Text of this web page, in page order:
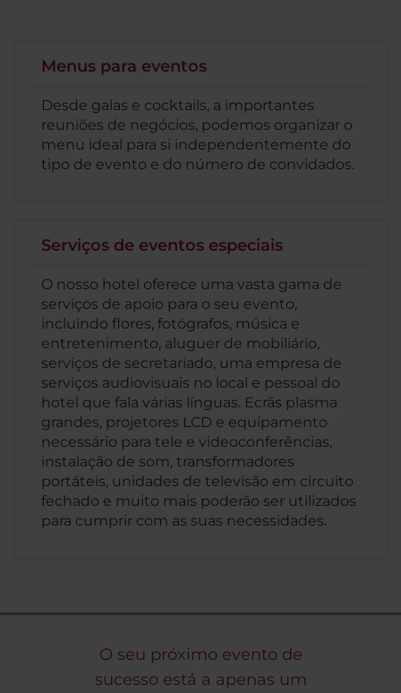
Menus para eventos
Desde galas e cocktails, a importantes
reuniões de negócios, podemos organizar o
menu ideal para si independentemente do
tipo de evento e do número de convidados.
Serviços de eventos especiais
O nosso hotel oferece uma vasta gama de
serviços de apoio para o seu evento,
incluindo flores, fotógrafos, música e
entretenimento, aluguer de mobiliário,
serviços de secretariado, uma empresa de
serviços audiovisuais no local e pessoal do
hotel que fala várias línguas. Ecrãs plasma
grandes, projetores LCD e equipamento
necessário para tele e videoconferências,
instalação de som, transformadores
portáteis, unidades de televisão em circuito
fechado e muito mais poderão ser utilizados
para cumprir com as suas necessidades.
O seu próximo evento de
sucesso está a apenas um